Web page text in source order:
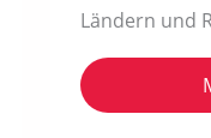
Ländern und